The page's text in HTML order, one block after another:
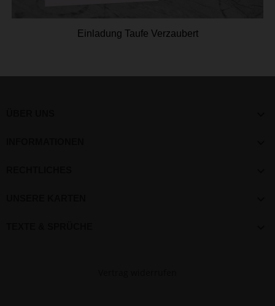
Einladung Taufe Verzaubert